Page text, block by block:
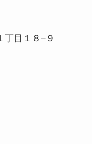
丁目１８−９